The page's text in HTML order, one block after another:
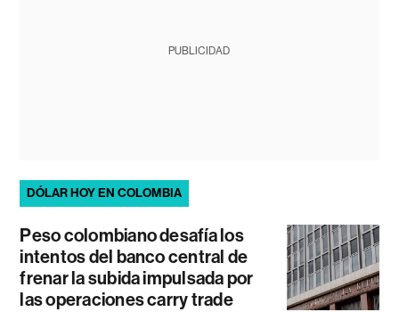
PUBLICIDAD
DÓLAR HOY EN COLOMBIA
Peso colombiano desafía los
intentos del banco central de
frenar la subida impulsada por
las operaciones carry trade